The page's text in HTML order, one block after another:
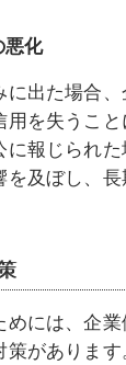
悪化
出た場合
を失うこと
報じられ
を及ぼし、
には、企
があります